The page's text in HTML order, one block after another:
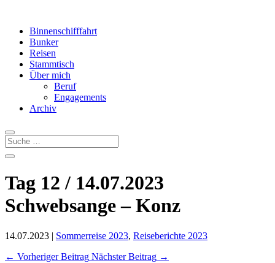
Binnenschifffahrt
Bunker
Reisen
Stammtisch
Über mich
Beruf
Engagements
Archiv
Tag 12 / 14.07.2023
Schwebsange – Konz
14.07.2023 | Sommerreise 2023, Reiseberichte 2023
← Vorheriger Beitrag Nächster Beitrag →